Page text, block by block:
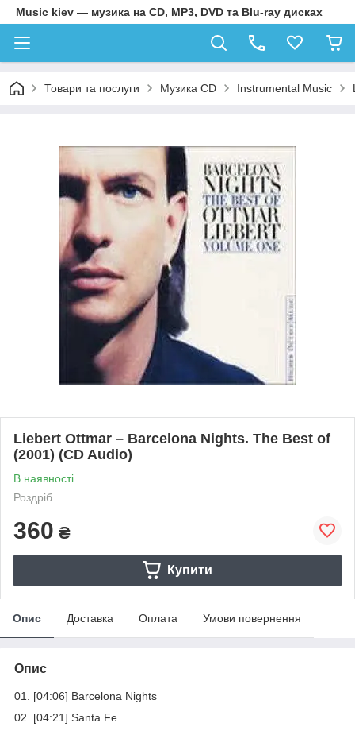
Music kiev — музика на CD, MP3, DVD та Blu-ray дисках
Товари та послуги Музика CD Instrumental Music
Liebert Ottmar – Barcelona Nights. The Best of
(2001) (CD Audio)
В наявності
Роздріб
360 ₴
Купити
Опис Доставка Оплата Умови повернення
Опис
01. [04:06] Barcelona Nights
02. [04:21] Santa Fe